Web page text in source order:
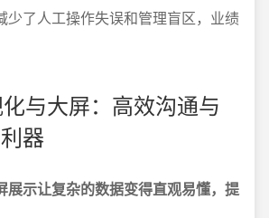
少了人工操作失误和管理盲区，业绩
与大屏：高效沟通与
器
展示让复杂的数据变得直观易懂，提